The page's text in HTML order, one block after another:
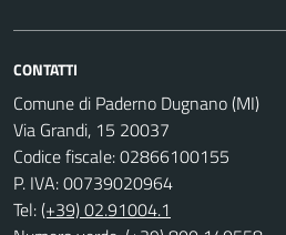
CONTATTI
Comune di Paderno Dugnano (MI)
Via Grandi, 15 20037
Codice fiscale: 02866100155
P. IVA: 00739020964
Tel:(+39) 02.91004.1